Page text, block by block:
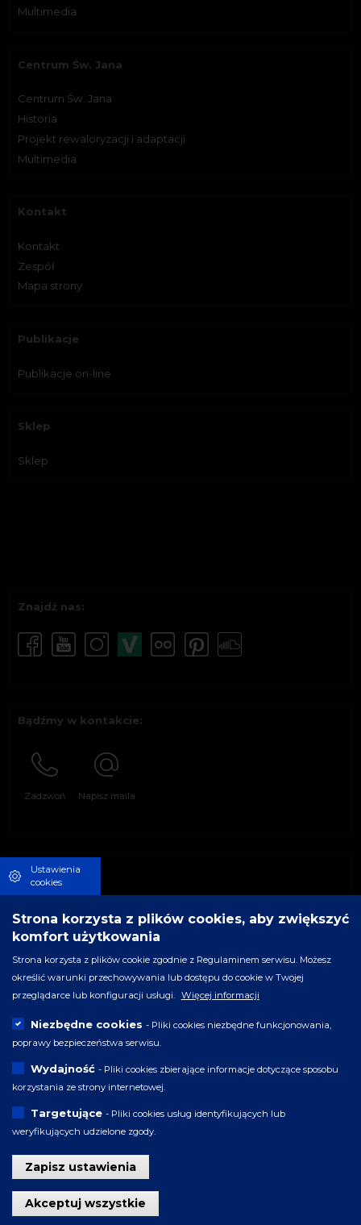
Multimedia
Centrum Św. Jana
Centrum Św. Jana
Historia
Projekt rewaloryzacji i adaptacji
Multimedia
Kontakt
Kontakt
Zespół
Mapa strony
Publikacje
Publikacje on-line
Sklep
Sklep
Znajdź nas:
Bądźmy w kontakcie:
Zadzwoń Napisz maila
Wynajem:
Ratusz Staromiejski
Centrum Św. Jana
Ustawienia
cookies
Strona korzysta z plików cookies, aby zwiększyć
komfort użytkowania
Strona korzysta z plików cookie zgodnie z Regulaminem serwisu. Możesz
określić warunki przechowywania lub dostępu do cookie w Twojej
przeglądarce lub konfiguracji usługi.
Więcej informacji
Niezbędne cookies - Pliki cookies niezbędne funkcjonowania,
poprawy bezpieczeństwa serwisu.
Wydajność - Pliki cookies zbierające informacje dotyczące sposobu
korzystania ze strony internetowej.
Targetujące - Pliki cookies usług identyfikujących lub
weryfikujących udzielone zgody.
Zapisz ustawienia
Akceptuj wszystkie